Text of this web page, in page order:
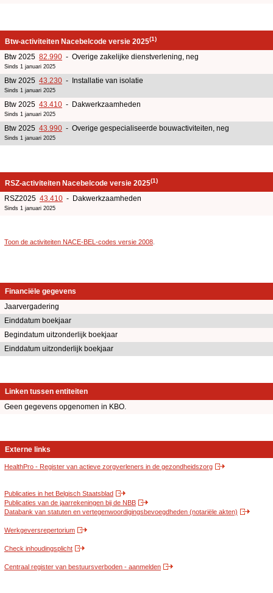
Btw-activiteiten Nacebelcode versie 2025(1)
Btw 2025 82.990 - Overige zakelijke dienstverlening, neg
Sinds 1 januari 2025
Btw 2025 43.230 - Installatie van isolatie
Sinds 1 januari 2025
Btw 2025 43.410 - Dakwerkzaamheden
Sinds 1 januari 2025
Btw 2025 43.990 - Overige gespecialiseerde bouwactiviteiten, neg
Sinds 1 januari 2025
RSZ-activiteiten Nacebelcode versie 2025(1)
RSZ2025 43.410 - Dakwerkzaamheden
Sinds 1 januari 2025
Toon de activiteiten NACE-BEL-codes versie 2008
Financiële gegevens
Jaarvergadering
Einddatum boekjaar
Begindatum uitzonderlijk boekjaar
Einddatum uitzonderlijk boekjaar
Linken tussen entiteiten
Geen gegevens opgenomen in KBO.
Externe links
HealthPro - Register van actieve zorgverleners in de gezondheidszorg
Publicaties in het Belgisch Staatsblad
Publicaties van de jaarrekeningen bij de NBB
Databank van statuten en vertegenwoordigingsbevoegdheden (notariële akten)
Werkgeversrepertorium
Check inhoudingsplicht
Centraal register van bestuursverboden - aanmelden